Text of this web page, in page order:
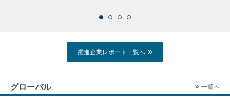
躍進企業レポート一覧へ
グローバル 一覧へ